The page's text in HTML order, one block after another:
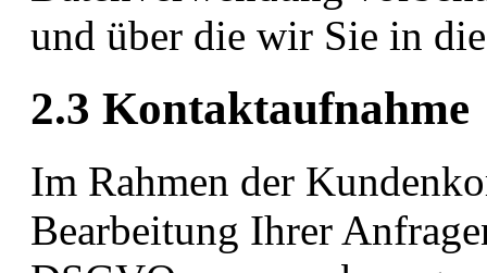
und über die wir Sie in
2.3 Kontaktaufnahme
Im Rahmen der
Bearbeitung Ihrer